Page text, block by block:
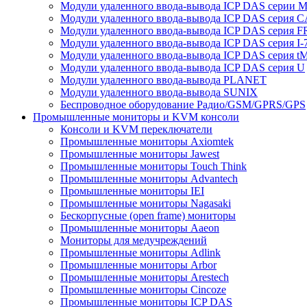
Модули удаленного ввода-вывода ICP DAS серии M
Модули удаленного ввода-вывода ICP DAS серия
Модули удаленного ввода-вывода ICP DAS серия
Модули удаленного ввода-вывода ICP DAS серия I-
Модули удаленного ввода-вывода ICP DAS серия
Модули удаленного ввода-вывода ICP DAS серия U
Модули удаленного ввода-вывода PLANET
Модули удаленного ввода-вывода SUNIX
Беспроводное оборудование Радио/GSM/GPRS/GPS
Промышленные мониторы и KVM консоли
Консоли и KVM переключатели
Промышленные мониторы Axiomtek
Промышленные мониторы Jawest
Промышленные мониторы Touch Think
Промышленные мониторы Advantech
Промышленные мониторы IEI
Промышленные мониторы Nagasaki
Бескорпусные (open frame) мониторы
Промышленные мониторы Aaeon
Мониторы для медучреждений
Промышленные мониторы Adlink
Промышленные мониторы Arbor
Промышленные мониторы Arestech
Промышленные мониторы Cincoze
Промышленные мониторы ICP DAS